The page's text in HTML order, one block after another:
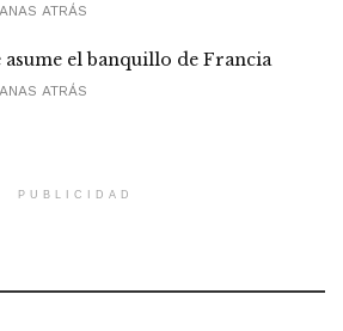
ATRÁS
asume el banquillo de Francia
ATRÁS
PUBLICIDAD